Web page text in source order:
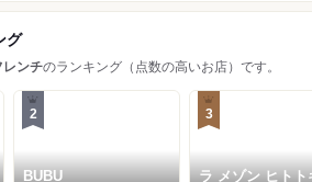
グ
レンチのランキング（点数の高いお店）です。
2
BUBU
3
ラ メゾン ヒトト